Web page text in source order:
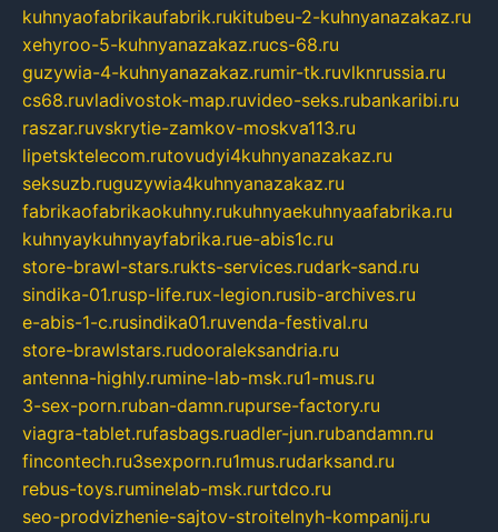
kuhnyaofabrikaufabrik.rukitubeu-2-kuhnyanazakaz.ru
xehyroo-5-kuhnyanazakaz.rucs-68.ru
guzywia-4-kuhnyanazakaz.rumir-tk.ruvlknrussia.ru
cs68.ruvladivostok-map.ruvideo-seks.rubankaribi.ru
raszar.ruvskrytie-zamkov-moskva113.ru
lipetsktelecom.rutovudyi4kuhnyanazakaz.ru
seksuzb.ruguzywia4kuhnyanazakaz.ru
fabrikaofabrikaokuhny.rukuhnyaekuhnyaafabrika.ru
kuhnyaykuhnyayfabrika.rue-abis1c.ru
store-brawl-stars.rukts-services.rudark-sand.ru
sindika-01.rusp-life.rux-legion.rusib-archives.ru
e-abis-1-c.rusindika01.ruvenda-festival.ru
store-brawlstars.rudooraleksandria.ru
antenna-highly.rumine-lab-msk.ru1-mus.ru
3-sex-porn.ruban-damn.rupurse-factory.ru
viagra-tablet.rufasbags.ruadler-jun.rubandamn.ru
fincontech.ru3sexporn.ru1mus.rudarksand.ru
rebus-toys.ruminelab-msk.rurtdco.ru
seo-prodvizhenie-sajtov-stroitelnyh-kompanij.ru